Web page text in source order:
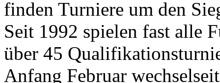
finden Turniere um den
Seit 1992 spielen fast alle
über 45
Anfang Februar